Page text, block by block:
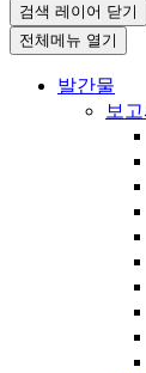
검색 레이어 닫기
전체메뉴 열기
발간물
보고